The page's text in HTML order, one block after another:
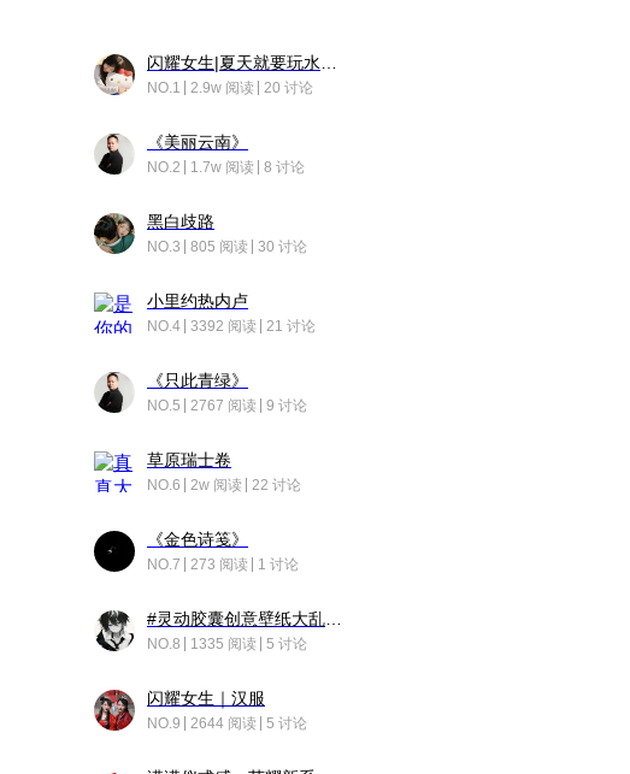
NO.1 2.9w 阅读 20 讨论
《美丽云南》
NO.2 1.7w 阅读 8 讨论
黑白歧路
NO.3 805 阅读 30 讨论
小里约热内卢
NO.4 3392 阅读 21 讨论
《只此青绿》
NO.5 2767 阅读 9 讨论
草原瑞士卷
NO.6 2w 阅读 22 讨论
《金色诗笺》
NO.7 273 阅读 1 讨论
NO.8 1335 阅读 5 讨论
闪耀女生｜汉服
NO.9 2644 阅读 5 讨论